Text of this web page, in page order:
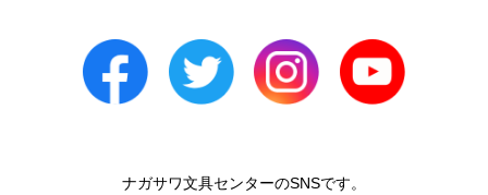
ナガサワ文具センターのSNSです。